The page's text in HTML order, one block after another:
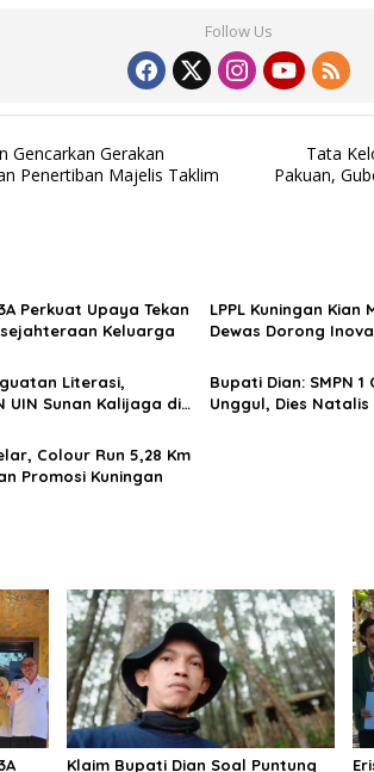
Follow Us
Gencarkan Gerakan
Penertiban Majelis Taklim
Tata
Pakuan,
Perkuat Upaya Tekan
Keluarga
LPPL Kuningan
Dewas Dorong
Literasi,
UIN Sunan Kalijaga di
Bupati Dian: SMPN
Unggul, Dies
Colour Run 5,28 Km
Promosi Kuningan
Klaim Bupati Dian Soal Puntung